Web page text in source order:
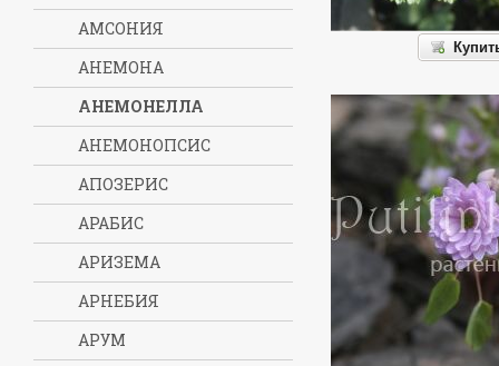
АМСОНИЯ
АНЕМОНА
АНЕМОНЕЛЛА
АНЕМОНОПСИС
АПОЗЕРИС
АРАБИС
АРИЗЕМА
АРНЕБИЯ
АРУМ